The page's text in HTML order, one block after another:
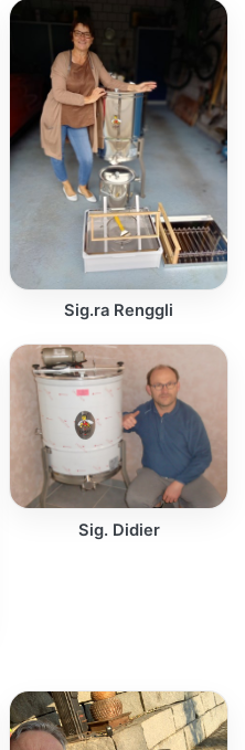
Sig.ra Renggli
Sig. Didier